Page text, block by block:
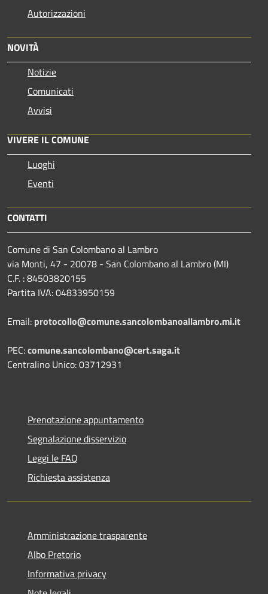
Autorizzazioni
NOVITÀ
Notizie
Comunicati
Avvisi
VIVERE IL COMUNE
Luoghi
Eventi
CONTATTI
Comune di San Colombano al Lambro
via Monti, 47 - 20078 - San Colombano al Lambro (MI)
C.F. : 84503820155
Partita IVA: 04833950159
Email: protocollo@comune.sancolombanoallambro.mi.it
PEC:comune.sancolombano@cert.saga.it
Centralino Unico: 03712931
Prenotazione appuntamento
Segnalazione disservizio
Leggi le FAQ
Richiesta assistenza
Amministrazione trasparente
Albo Pretorio
Informativa privacy